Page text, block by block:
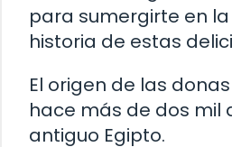
para sumergirte en
historia de estas
El origen de las
hace más de dos mil
antiguo Egipto.